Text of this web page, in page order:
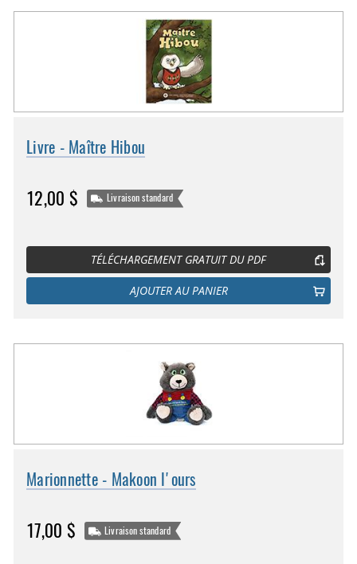
Livre - Maître Hibou
12,00 $ Livraison standard
TÉLÉCHARGEMENT GRATUIT DU PDF
AJOUTER AU PANIER
Marionnette - Makoon l'ours
17,00 $ Livraison standard